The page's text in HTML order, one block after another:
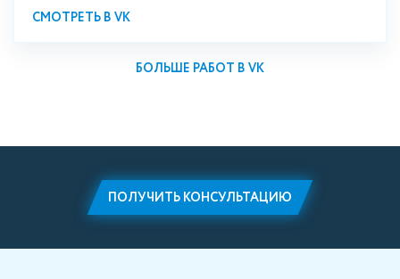
СМОТРЕТЬ В VK
БОЛЬШЕ РАБОТ В VK
ПОЛУЧИТЬ КОНСУЛЬТАЦИЮ